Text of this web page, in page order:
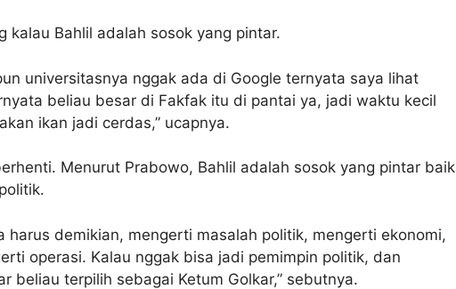
kalau Bahlil adalah sosok yang pintar.
universitasnya nggak ada di Google ternyata saya lihat
beliau besar di Fakfak itu di pantai ya, jadi waktu kecil
ikan jadi cerdas,” ucapnya.
Menurut Prabowo, Bahlil adalah sosok yang pintar baik
harus demikian, mengerti masalah politik, mengerti ekonomi,
operasi. Kalau nggak bisa jadi pemimpin politik, dan
beliau terpilih sebagai Ketum Golkar,” sebutnya.